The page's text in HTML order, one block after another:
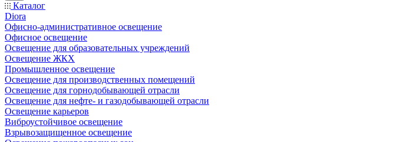
Каталог
Diora
Офисно-административное освещение
Офисное освещение
Освещение для образовательных учреждений
Освещение ЖКХ
Промышленное освещение
Освещение для производственных помещений
Освещение для горнодобывающей отрасли
Освещение для нефте- и газодобывающей отрасли
Освещение карьеров
Виброустойчивое освещение
Взрывозащищенное освещение